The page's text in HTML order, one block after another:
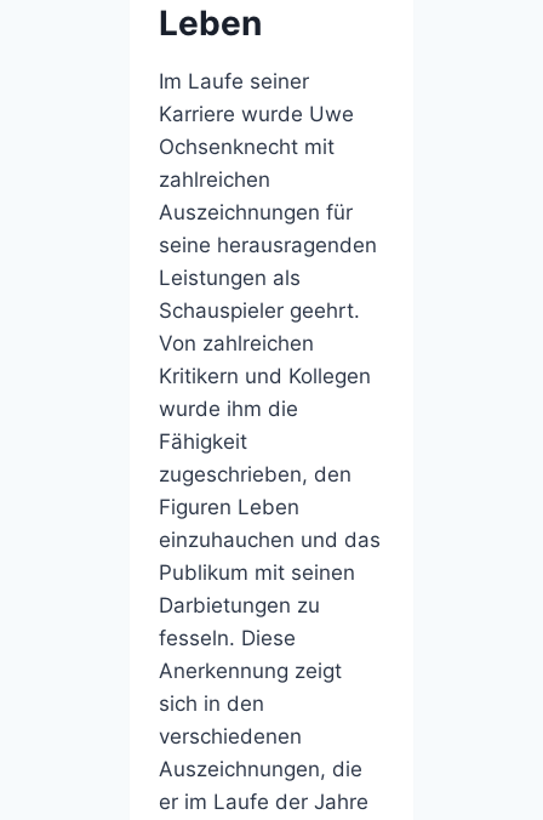
Leben
Im Laufe seiner
Karriere wurde Uwe
Ochsenknecht mit
zahlreichen
Auszeichnungen für
seine herausragenden
Leistungen als
Schauspieler geehrt.
Von zahlreichen
Kritikern und Kollegen
wurde ihm die
Fähigkeit
zugeschrieben, den
Figuren Leben
einzuhauchen und das
Publikum mit seinen
Darbietungen zu
fesseln. Diese
Anerkennung zeigt
sich in den
verschiedenen
Auszeichnungen, die
er im Laufe der Jahre